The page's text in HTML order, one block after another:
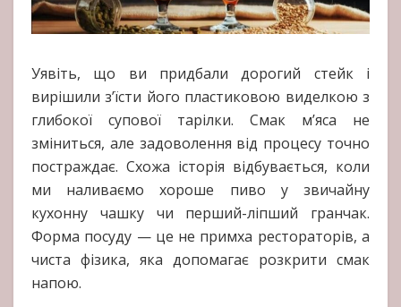
Уявіть, що ви придбали дорогий стейк і
вирішили з’їсти його пластиковою виделкою з
глибокої супової тарілки. Смак м’яса не
зміниться, але задоволення від процесу точно
постраждає. Схожа історія відбувається, коли
ми наливаємо хороше пиво у звичайну
кухонну чашку чи перший-ліпший гранчак.
Форма посуду — це не примха рестораторів, а
чиста фізика, яка допомагає розкрити смак
напою.